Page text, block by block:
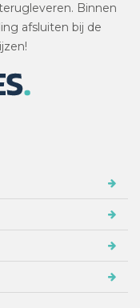
Binnen
afsluiten bij de